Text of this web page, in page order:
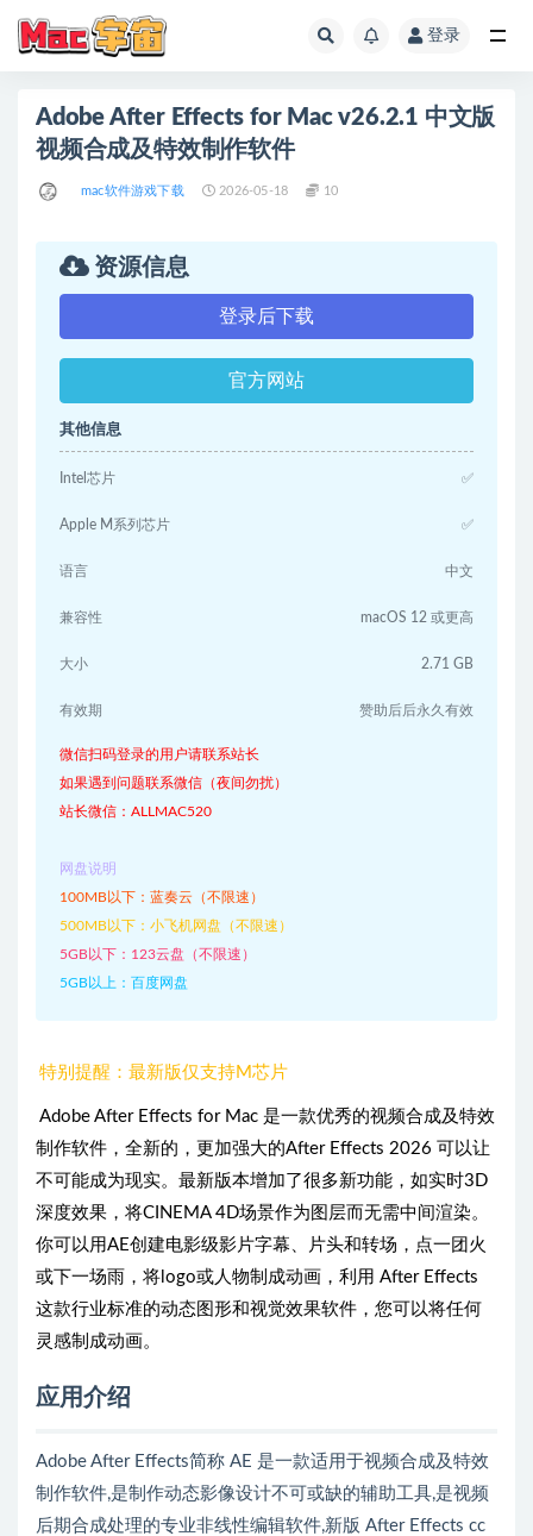
登录
Adobe After Effects for Mac v26.2.1 中文版
视频合成及特效制作软件
mac软件游戏下载 2026-05-18 10
资源信息
登录后下载
官方网站
其他信息
Intel芯片 ✅
Apple M系列芯片 ✅
语言 中文
兼容性 macOS 12 或更高
大小 2.71 GB
有效期 赞助后后永久有效
微信扫码登录的用户请联系站长
如果遇到问题联系微信（夜间勿扰）
站长微信：ALLMAC520
网盘说明
100MB以下：蓝奏云（不限速）
500MB以下：小飞机网盘（不限速）
5GB以下：123云盘（不限速）
5GB以上：百度网盘
特别提醒：最新版仅支持M芯片
Adobe After Effects for Mac 是一款优秀的视频合成及特效
制作软件，全新的，更加强大的After Effects 2026 可以让
不可能成为现实。最新版本增加了很多新功能，如实时3D
深度效果，将CINEMA 4D场景作为图层而无需中间渲染。
你可以用AE创建电影级影片字幕、片头和转场，点一团火
或下一场雨，将logo或人物制成动画，利用 After Effects
这款行业标准的动态图形和视觉效果软件，您可以将任何
灵感制成动画。
应用介绍
Adobe After Effects简称 AE 是一款适用于视频合成及特效
制作软件,是制作动态影像设计不可或缺的辅助工具,是视频
后期合成处理的专业非线性编辑软件,新版 After Effects cc